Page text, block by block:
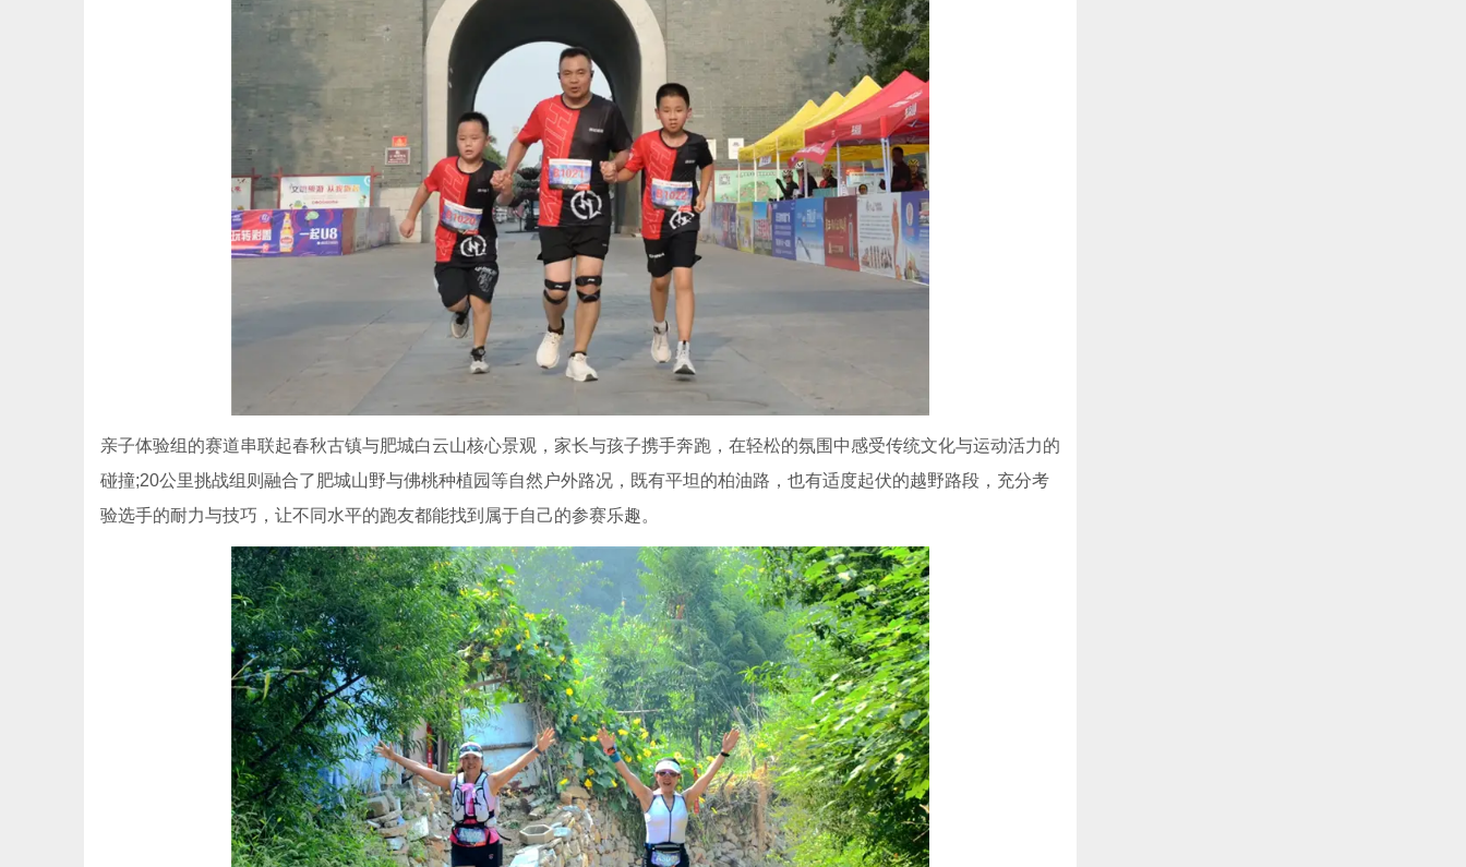
亲子体验组的赛道串联起春秋古镇与肥城白云山核心景观，家长与孩子携手奔跑，在轻松的氛围中感受传统文化与运动活力的
碰撞;20公里挑战组则融合了肥城山野与佛桃种植园等自然户外路况，既有平坦的柏油路，也有适度起伏的越野路段，充分考
验选手的耐力与技巧，让不同水平的跑友都能找到属于自己的参赛乐趣。